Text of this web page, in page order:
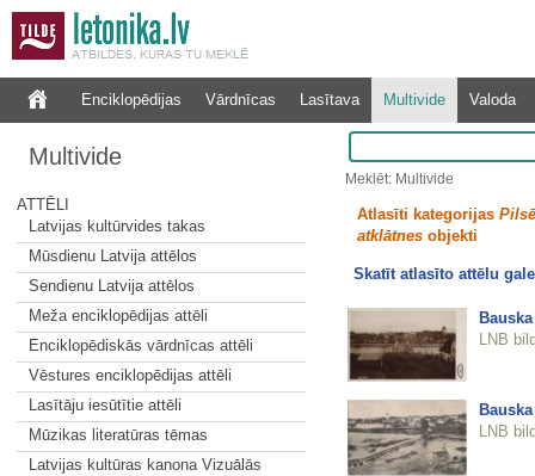
Enciklopēdijas Vārdnīcas Lasītava Multivide Valoda
Multivide
ATTĒLI
Latvijas kultūrvides takas
Mūsdienu Latvija attēlos
Sendienu Latvija attēlos
Meža enciklopēdijas attēli
Enciklopēdiskās vārdnīcas attēli
Vēstures enciklopēdijas attēli
Lasītāju iesūtītie attēli
Mūzikas literatūras tēmas
Latvijas kultūras kanona Vizuālās
Meklēt: Multivide
Atlasīti kategorijas
atklātnesobjekti
Skatīt atlasīto attēlu
Bauska
LNB
LNB